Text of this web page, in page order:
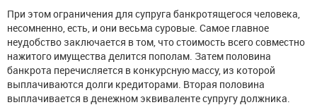
При этом ограничения для супруга банкротящегося человека,
несомненно, есть, и они весьма суровые. Самое главное
неудобство заключается в том, что стоимость всего совместно
нажитого имущества делится пополам. Затем половина
банкрота перечисляется в конкурсную массу, из которой
выплачиваются долги кредиторами. Вторая половина
выплачивается в денежном эквиваленте супругу должника.